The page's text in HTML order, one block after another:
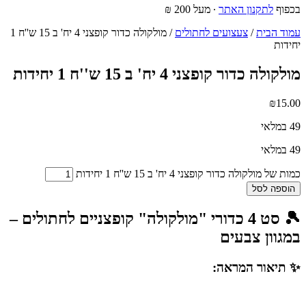
בכפוף לתקנון האתר ∙ מעל 200 ₪
עמוד הבית/ צעצועים לחתולים
/ מולקולה כדור קופצני 4 יח' ב 15 ש''ח 1
יחידות
מולקולה כדור קופצני 4 יח' ב 15 ש''ח 1 יחידות
₪15.00
49 במלאי
49 במלאי
כמות של מולקולה כדור קופצני 4 יח' ב 15 ש''ח 1 יחידות
הוספה לסל
🎾 סט 4 כדורי "מולקולה" קופצניים לחתולים –
במגוון צבעים
✨ תיאור המראה: